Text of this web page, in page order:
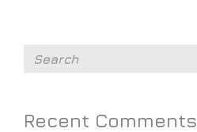
Recent Comments